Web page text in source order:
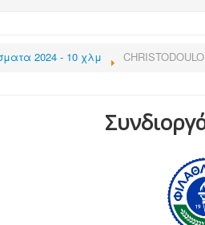
2024 - 10 χλμ